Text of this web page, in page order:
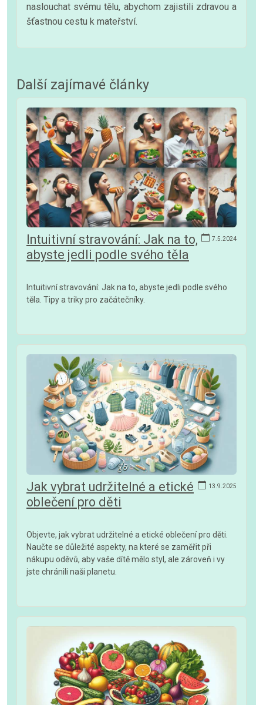
naslouchat svému tělu, abychom zajistili zdravou a
šťastnou cestu k mateřství.
Další zajímavé články
7.5.2024
Intuitivní stravování: Jak na to,
abyste jedli podle svého těla
Intuitivní stravování: Jak na to, abyste jedli podle svého
těla. Tipy a triky pro začátečníky.
13.9.2025
Jak vybrat udržitelné a etické
oblečení pro děti
Objevte, jak vybrat udržitelné a etické oblečení pro děti.
Naučte se důležité aspekty, na které se zaměřit při
nákupu oděvů, aby vaše dítě mělo styl, ale zároveň i vy
jste chránili naši planetu.